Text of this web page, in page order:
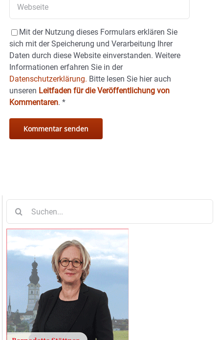
Mit der Nutzung dieses Formulars erklären Sie
sich mit der Speicherung und Verarbeitung Ihrer
Daten durch diese Website einverstanden. Weitere
Informationen erfahren Sie in der
Datenschutzerklärung. Bitte lesen Sie hier auch
unseren Leitfaden für die Veröffentlichung von
Kommentaren. *
nach: